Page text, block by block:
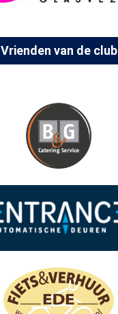
Vrienden van de club